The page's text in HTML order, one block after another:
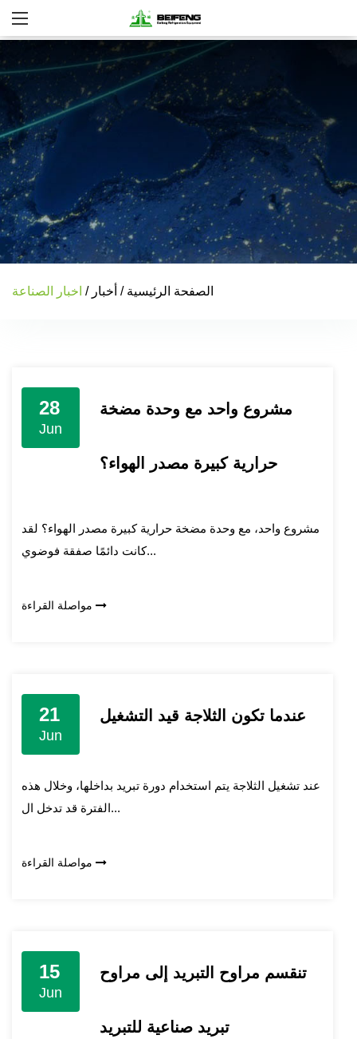
الصفحة الرئيسية / أخبار / اخبار الصناعة
28
Jun
مشروع واحد مع وحدة مضخة
حرارية كبيرة مصدر الهواء؟
مشروع واحد، مع وحدة مضخة حرارية كبيرة مصدر الهواء؟ لقد
كانت دائمًا صفقة فوضوي...
مواصلة القراءة
21
Jun
عندما تكون الثلاجة قيد التشغيل
عند تشغيل الثلاجة يتم استخدام دورة تبريد بداخلها، وخلال هذه
الفترة قد تدخل ال...
مواصلة القراءة
15
Jun
تنقسم مراوح التبريد إلى مراوح
تبريد صناعية للتبريد